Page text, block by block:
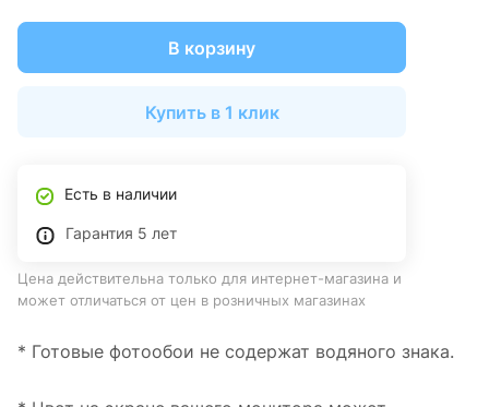
В корзину
Купить в 1 клик
Есть в наличии
Гарантия 5 лет
Цена действительна только для интернет-магазина и
может отличаться от цен в розничных магазинах
* Готовые фотообои не содержат водяного знака.